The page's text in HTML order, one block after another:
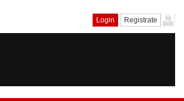
Login Registrate